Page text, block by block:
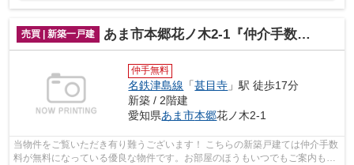
売買 | 新築一戸建 あま市本郷花ノ木2-1『仲介手数料無料』全3棟｜新築一戸建て
仲手無料
名鉄津島線 「甚目寺 」駅 徒歩17分
新築 / 2階建
愛知県あま市本郷花ノ木2-1
当物件をご覧いただき有り難うございます！ こちらの新築戸建ては仲介手数
料が無料になっている優良な物件です。お部屋のほうもいつでもご案内もさ